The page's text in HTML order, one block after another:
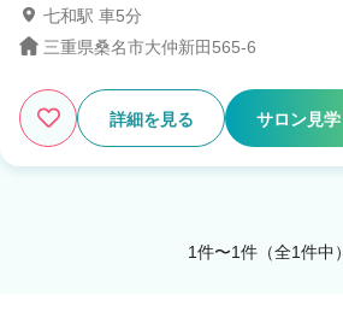
七和駅 車5分
三重県桑名市大仲新田565-6
詳細を見る サロン見学
1件〜1件（全1件中）